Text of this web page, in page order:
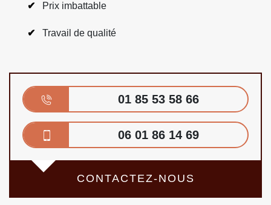
Prix imbattable
Travail de qualité
01 85 53 58 66
06 01 86 14 69
CONTACTEZ-NOUS